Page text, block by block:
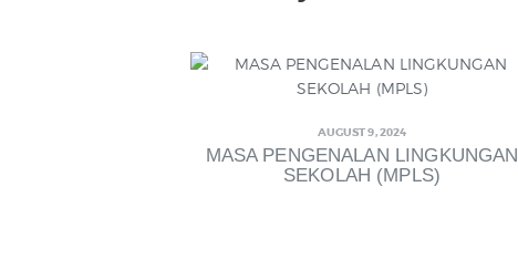
AUGUST 9, 2024
MASA PENGENALAN LINGKUNGAN
SEKOLAH (MPLS)